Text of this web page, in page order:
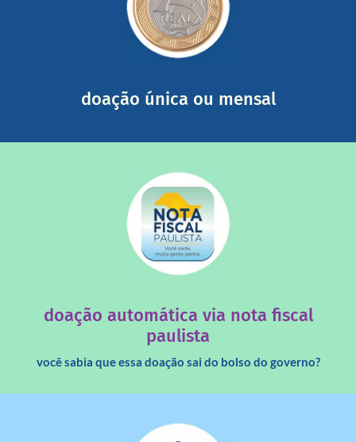
doação única ou mensal
mail mostrando tudo o que fizemos com a sua ajuda
somada a de outras pessoas.
doação automática via nota fiscal
paulista
você sabia que essa doação sai do bolso do governo?
saiba mais